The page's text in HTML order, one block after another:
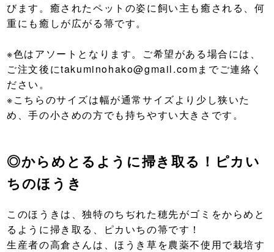
びます。癒されたペットの姿に飼い主も癒される、何
重にも癒しが広がる箒です。
※色はアソートとなります。ご希望がある場合には、
ご注文後にtakuminohako@gmail.comまでご連絡く
ださい。
※こちらのサイズは幅が通常サイズより少し狭いた
め、手の小さめの方でも持ちやすい大きさです。
◎からめとるように掃き取る！ピカい
ちのほうき
このほうきは、独特のちぢれた穂先がゴミをからめと
るように掃き取る、ピカいちの箒です！
生産者の高倉さんは、ほうき草を農薬不使用で栽培す